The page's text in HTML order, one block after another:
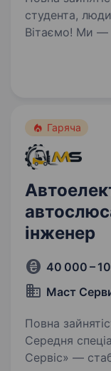
студента,
Вітаємо! Ми — «Агро Ассістенс Груп»,
робота — це
Гаряча
інженер
40 000 –
Маст
Повна
Середня спеціальна
Сервіс» —